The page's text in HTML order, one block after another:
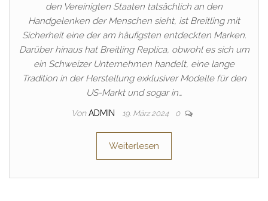
den Vereinigten Staaten tatsächlich an den
Handgelenken der Menschen sieht, ist Breitling mit
Sicherheit eine der am häufigsten entdeckten Marken.
Darüber hinaus hat Breitling Replica, obwohl es sich um
ein Schweizer Unternehmen handelt, eine lange
Tradition in der Herstellung exklusiver Modelle für den
US-Markt und sogar in…
Von ADMIN 19. März 2024 0
Weiterlesen